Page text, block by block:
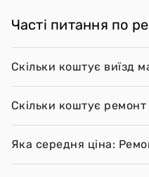
Часті питання по
Скільки коштує виїзд
Скільки коштує
Яка середня ціна: